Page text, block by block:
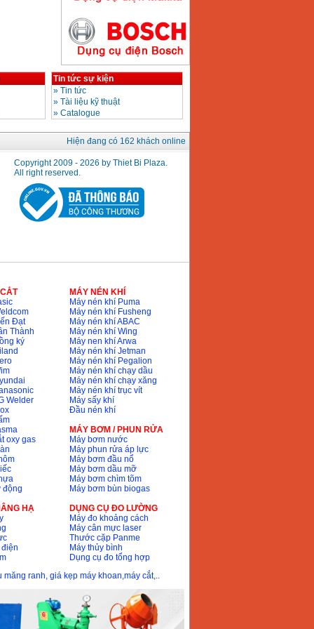
Máy hàn que điện tử
Hồng ký HK200E
Giá:4100000VND
Máy hàn que điện tử
Hồng Ký HK200N
Máy bơm nước
Koshin SEV 50X
Tin tức sự kiện
» Tin tức
» Tài liệu kỹ thuật
» Catalogue
Hiện đang có 162 khách online
Copyright 2009 - 2026 by Thiet Bi Plaza.
All right reserved.
Đạt
Thành
ký
Welder
oxy gas
động
HẠ
MÁY NÉN KHÍ
Máy nén khí Puma
Máy nén khí Fusheng
Máy nén khí ABAC
Máy nén khí Wing
Máy nen khí Arwa
Máy nén khí Jetman
Máy nén khí Pegalion
Máy nén khí chạy dầu
Máy nén khí chạy xăng
Máy nén khí trục vít
Máy sấy khí
Đầu nén khí
MÁY BƠM / PHUN RỬA
Máy bơm nước
Máy phun rửa áp lực
Máy bơm đầu nổ
Máy bơm dầu mỡ
Máy bơm chìm tõm
Máy bơm bùn biogas
DỤNG CỤ ĐO LƯỜNG
Máy đo khoảng cách
Máy cân mực laser
Thước cặp Panme
Máy thủy bình
Dụng cụ đo tổng hợp
măng ranh, giá kẹp máy khoan,máy cắt,..